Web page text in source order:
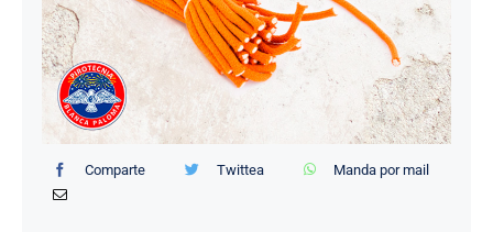
Comparte Twittea Manda por mail